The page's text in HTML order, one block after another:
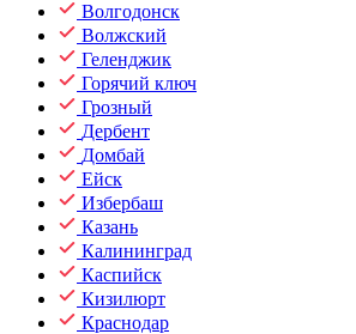
Волгодонск
Волжский
Геленджик
Горячий ключ
Грозный
Дербент
Домбай
Ейск
Избербаш
Казань
Калининград
Каспийск
Кизилюрт
Краснодар